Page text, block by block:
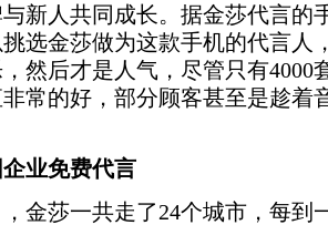
新人共同成长。据金莎代言的
选金莎做为这款手机的代言人
然后才是人气，尽管只有4000
常的好，部分顾客甚至是趁着
业免费代言
莎一共走了24个城市，每到